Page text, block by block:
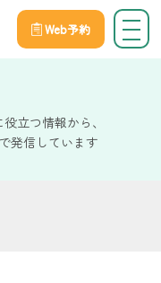
Web予約
一覧
立つ情報から、
発信しています